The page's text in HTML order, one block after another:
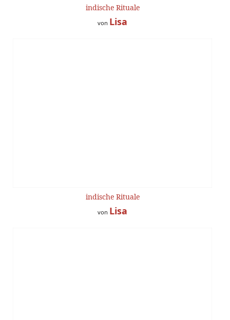
indische Rituale
von Lisa
indische Rituale
von Lisa